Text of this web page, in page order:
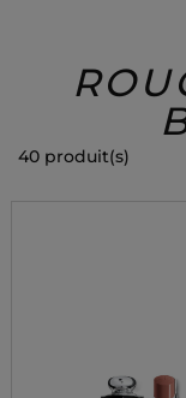
Beauty
40 produit(s)